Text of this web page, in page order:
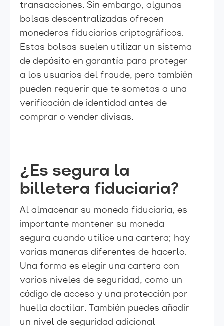
transacciones. Sin embargo, algunas
bolsas descentralizadas ofrecen
monederos fiduciarios criptográficos.
Estas bolsas suelen utilizar un sistema
de depósito en garantía para proteger
a los usuarios del fraude, pero también
pueden requerir que te sometas a una
verificación de identidad antes de
comprar o vender divisas.
¿Es segura la
billetera fiduciaria?
Al almacenar su moneda fiduciaria, es
importante mantener su moneda
segura cuando utilice una cartera; hay
varias maneras diferentes de hacerlo.
Una forma es elegir una cartera con
varios niveles de seguridad, como un
código de acceso y una protección por
huella dactilar. También puedes añadir
un nivel de seguridad adicional